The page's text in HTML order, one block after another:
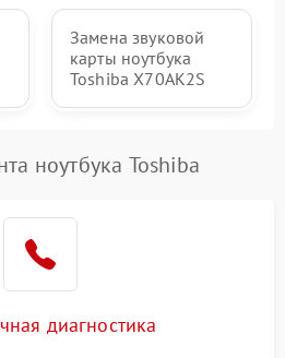
Замена звуковой
карты ноутбука
Toshiba X70AK2S
ноутбука Toshiba
диагностика